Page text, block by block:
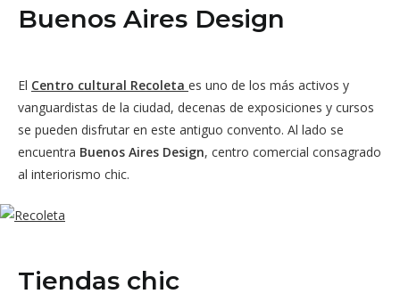
Buenos Aires Design
El Centro cultural Recoleta es uno de los más activos y
vanguardistas de la ciudad, decenas de exposiciones y cursos
se pueden disfrutar en este antiguo convento. Al lado se
encuentra Buenos Aires Design, centro comercial consagrado
al interiorismo chic.
Tiendas chic